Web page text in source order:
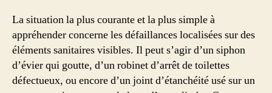
La situation la plus courante et la plus simple à
appréhender concerne les défaillances localisées sur des
éléments sanitaires visibles. Il peut s’agir d’un siphon
d’évier qui goutte, d’un robinet d’arrêt de toilettes
défectueux, ou encore d’un joint d’étanchéité usé sur un